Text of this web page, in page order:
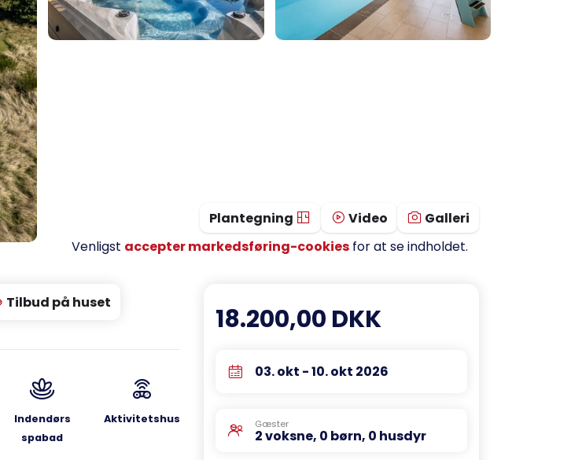
Venligst accepter markedsføring-cookiesfor at se indholdet.
Plantegning Video Galleri
Tilbud på huset
Indendørs
spabad
Aktivitetshus
18.200,00 DKK
03. okt - 10. okt 2026
Gæster
2 voksne, 0 børn, 0 husdyr